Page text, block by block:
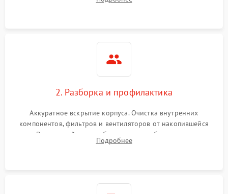
системы охлаждения по уровню шума вентиляторов.
2. Разборка и профилактика
Аккуратное вскрытие корпуса. Очистка внутренних
компонентов, фильтров и вентиляторов от накопившейся
пыли. Визуальный осмотр блока питания, балласта лампы и
материнской платы на наличие прогаров или вздутых
Подробнее